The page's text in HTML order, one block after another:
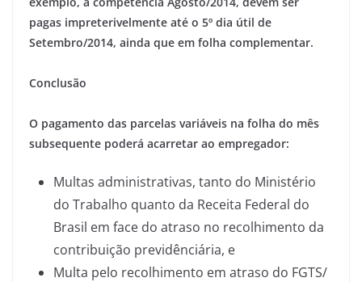
pagas impreterivelmente até o 5º dia útil de
Setembro/2014, ainda que em folha complementar.
Conclusão
O pagamento das parcelas variáveis na folha do mês
subsequente poderá acarretar ao empregador:
Multas administrativas, tanto do Ministério
do Trabalho quanto da Receita Federal do
Brasil em face do atraso no recolhimento da
contribuição previdênciária, e
Multa pelo recolhimento em atraso do FGTS/